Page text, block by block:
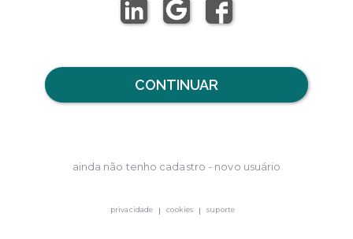
CONTINUAR
ainda não tenho cadastro - novo usuário
privacidade cookies suporte